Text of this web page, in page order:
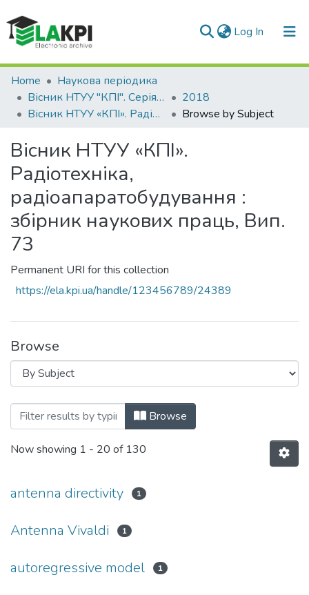
Log In (current)
Communities & Collections
All of DSpace
Home
Наукова періодика
Вісник НТУУ "КПІ". Серія Радіотехніка, Радіоапаратобудування
2018
Вісник НТУУ «КПІ». Радіотехніка, радіоапаратобудування : збірник наукових праць, Вип. 73
Browse by Subject
Вісник НТУУ «КПІ».
Радіотехніка,
радіоапаратобудування :
збірник наукових праць, Вип.
73
Permanent URI for this collection
https://ela.kpi.ua/handle/123456789/24389
Browse
Browsing Вісник НТУУ «КПІ».
Browse
Now showing 1 - 20 of 130
antenna directivity 1
Antenna Vivaldi 1
autoregressive model 1